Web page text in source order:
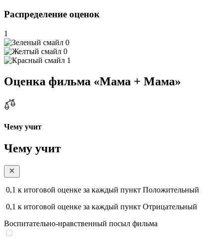
Распределение оценок
1
0
0
1
Оценка фильма «Мама + Мама»
Чему учит
Чему учит
0,1 к итоговой оценке за каждый пункт Положительный
0,1 к итоговой оценке за каждый пункт Отрицательный
Воспитательно-нравственный посыл фильма